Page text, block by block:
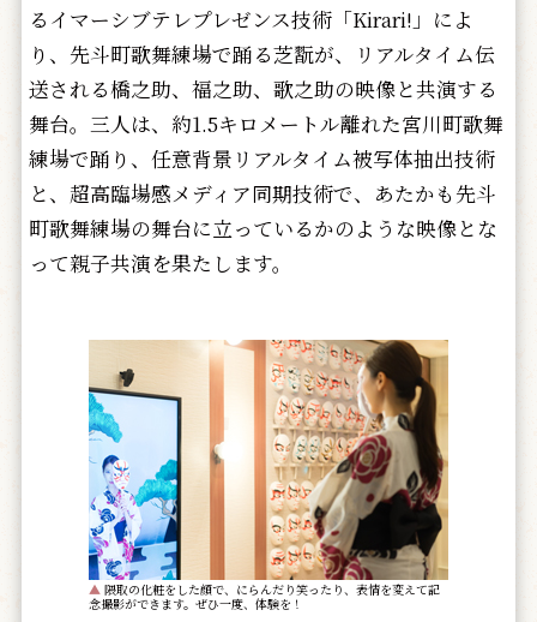
るイマーシブテレプレゼンス技術「Kirari!」によ
り、先斗町歌舞練場で踊る芝翫が、リアルタイム伝
送される橋之助、福之助、歌之助の映像と共演する
舞台。三人は、約1.5キロメートル離れた宮川町歌舞
練場で踊り、任意背景リアルタイム被写体抽出技術
と、超高臨場感メディア同期技術で、あたかも先斗
町歌舞練場の舞台に立っているかのような映像とな
って親子共演を果たします。
▲ 隈取の化粧をした顔で、にらんだり笑ったり、表情を変えて記
念撮影ができます。ぜひ一度、体験を！